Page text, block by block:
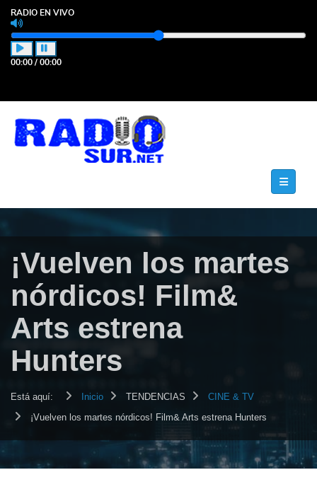
RADIO EN VIVO
00:00 / 00:00
¡Vuelven los martes
nórdicos! Film&
Arts estrena
Hunters
Está aquí: Inicio TENDENCIAS CINE & TV
¡Vuelven los martes nórdicos! Film& Arts estrena Hunters